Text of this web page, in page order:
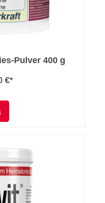
Pulver 400 g
€*